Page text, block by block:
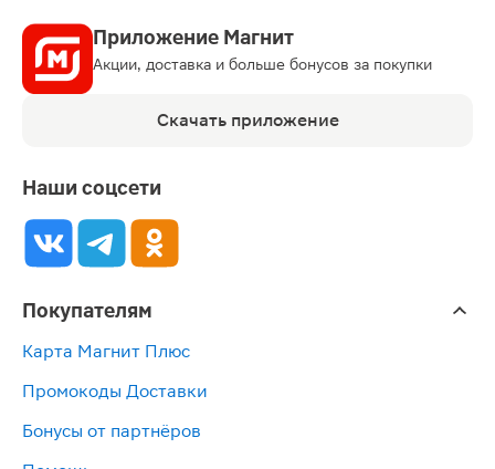
Приложение Магнит
Акции, доставка и больше бонусов за покупки
Скачать приложение
Наши соцсети
Покупателям
Карта Магнит Плюс
Промокоды Доставки
Бонусы от партнёров